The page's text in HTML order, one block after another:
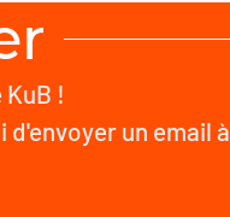
!
un email à